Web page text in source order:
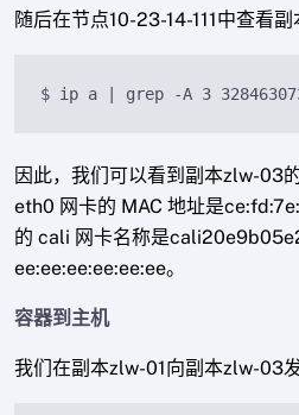
随后在节点10-23-14-111中查看
$ ip a | grep -A 3
因此，我们可以看到副本zlw-03
eth0 网卡的 MAC 地址是
的 cali 网卡名称是
ee:ee:ee:ee:ee:ee。
容器到主机
我们在副本zlw-01向副本zlw-03发